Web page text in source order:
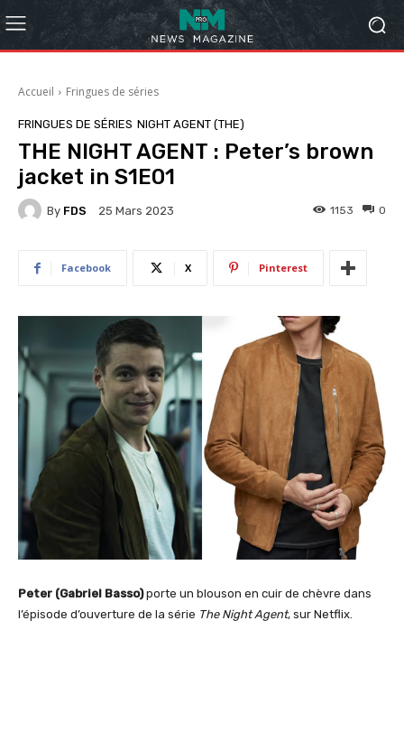
Accueil Fringues de séries
FRINGUES DE SÉRIES NIGHT AGENT (THE)
THE NIGHT AGENT : Peter’s brown
jacket in S1E01
By FDS 25 Mars 2023 0
1153
Facebook X Pinterest
Peter (Gabriel Basso)porte un blouson en cuir de chèvre dans
l’épisode d’ouverture de la série The Night Agent, sur Netflix.